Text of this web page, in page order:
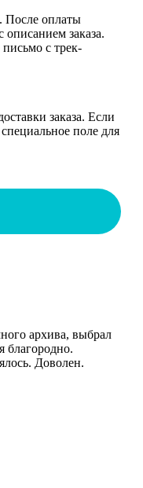
После оплаты
заказа.
с трек-
заказа. Если
поле для
архива, выбрал
благородно.
Доволен.